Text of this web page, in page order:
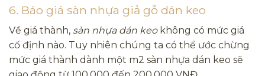
6. Báo giá sàn nhựa giả gỗ dán keo
Về giá thành, sàn nhựa dán keokhông có mức giá
cố định nào. Tuy nhiên chúng ta có thể ước chừng
mức giá thành dành một m2 sàn nhựa dán keo sẽ